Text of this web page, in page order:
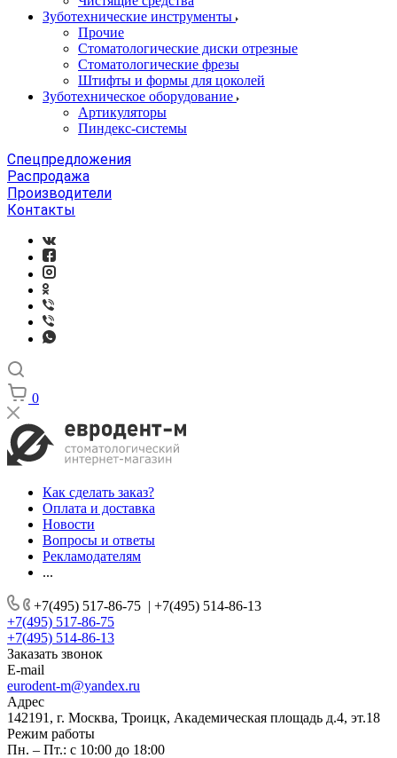
Зуботехнические инструменты
Прочие
Стоматологические диски отрезные
Стоматологические фрезы
Штифты и формы для цоколей
Зуботехническое оборудование
Артикуляторы
Пиндекс-системы
Спецпредложения
Распродажа
Производители
Контакты
0
Как сделать заказ?
Оплата и доставка
Новости
Вопросы и ответы
Рекламодателям
...
+7(495) 517-86-75 | +7(495) 514-86-13
+7(495) 517-86-75
+7(495) 514-86-13
Заказать звонок
E-mail
eurodent-m@yandex.ru
Адрес
142191, г. Москва, Троицк, Академическая площадь д.4, эт.18
Режим работы
Пн. – Пт.: с 10:00 до 18:00